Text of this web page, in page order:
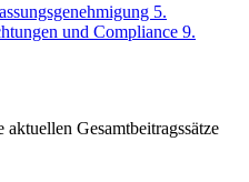
5.
und Compliance 9.
Gesamtbeitragssätze